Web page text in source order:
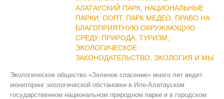
АЛАТАУСКИЙ ПАРК, НАЦИОНАЛЬНЫЕ
ПАРКИ ООПТ, ПАРК МЕДЕО, ПРАВО НА
БЛАГОПРИЯТНУЮ ОКРУЖАЮЩУЮ
СРЕДУ, ПРИРОДА, ТУРИЗМ
ЭКОЛОГИЧЕСКОЕ
ЗАКОНОДАТЕЛЬСТВО, ЭКОЛОГИЯ И МЫ
Экологическое общество «Зеленое спасение» много лет ведет
мониторинг экологической обстановки в Иле-Алатауском
государственном национальном природном парке и в городском